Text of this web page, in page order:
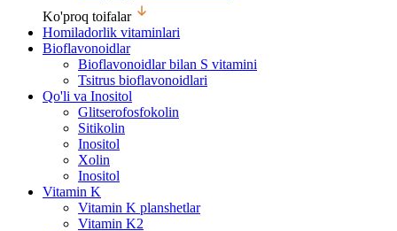
Ko'proq toifalar
Homiladorlik vitaminlari
Bioflavonoidlar
Bioflavonoidlar bilan S vitamini
Tsitrus bioflavonoidlari
Qo'li va Inositol
Glitserofosfokolin
Sitikolin
Inositol
Xolin
Inositol
Vitamin K
Vitamin K planshetlar
Vitamin K2